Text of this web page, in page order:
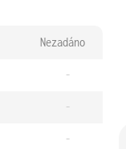
Nezadáno
-
-
-